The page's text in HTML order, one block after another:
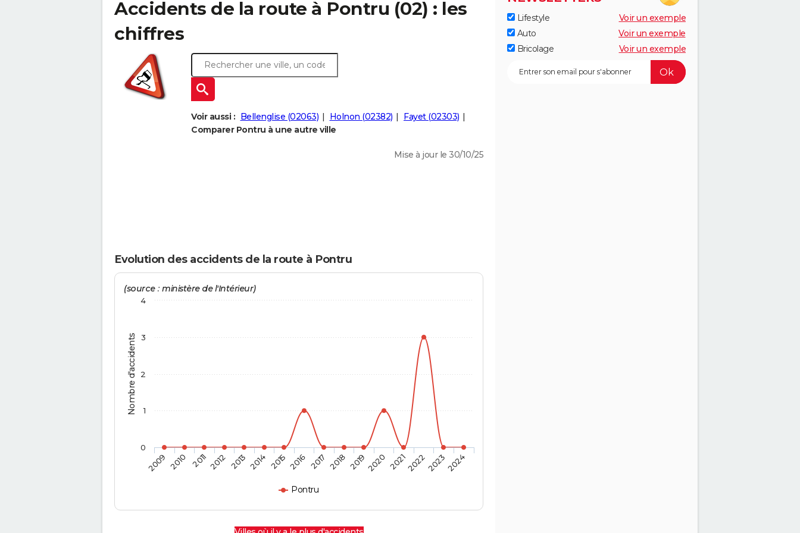
Accidents de la route à Pontru (02) : les
chiffres
Voir aussi : Bellenglise (02063) Holnon (02382)
Fayet (02303)
Comparer Pontru à une autre ville
Mise à jour le 30/10/25
Evolution des accidents de la route à Pontru
Nombre d'accidents
(source : ministère de l'Intérieur)
Pontru
2009 2010 2011 2012 2013 2014 2015 2016 2017 2018 20192020 2021202220232024
0
1
2
3
4
Lifestyle
Voir un exemple
Auto
Voir un exemple
Bricolage
Voir un exemple